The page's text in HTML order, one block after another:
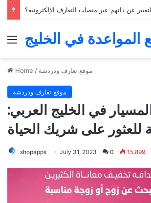
Menu
المواعدة في الخليج
Home / موقع تعارف ودردشة
موقع تعارف ودردشة
في الخليج العربي:
على شريك الحياة
shopapps July 31, 2023 0 15,899